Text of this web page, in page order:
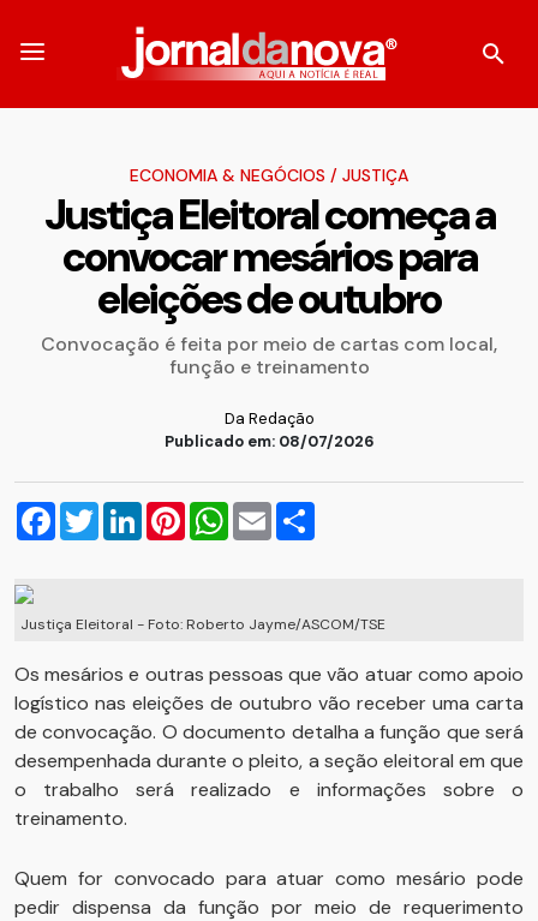
ECONOMIA & NEGÓCIOS / JUSTIÇA
Justiça Eleitoral começa a
convocar mesários para
eleições de outubro
Convocação é feita por meio de cartas com local,
função e treinamento
Da Redação
Publicado em: 08/07/2026
Facebook
TwitterLinkedInPinterestWhatsApp
Email
Justiça Eleitoral - Foto: Roberto Jayme/ASCOM/TSE
Os mesários e outras pessoas que vão atuar como apoio
logístico nas eleições de outubro vão receber uma carta
de convocação. O documento detalha a função que será
desempenhada durante o pleito, a seção eleitoral em que
o trabalho será realizado e informações sobre o
treinamento.
Quem for convocado para atuar como mesário pode
pedir dispensa da função por meio de requerimento